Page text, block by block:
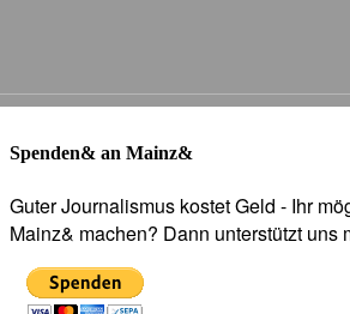
Spenden& an Mainz&
Guter Journalismus kostet Geld - Ihr
Mainz& machen? Dann unterstützt uns